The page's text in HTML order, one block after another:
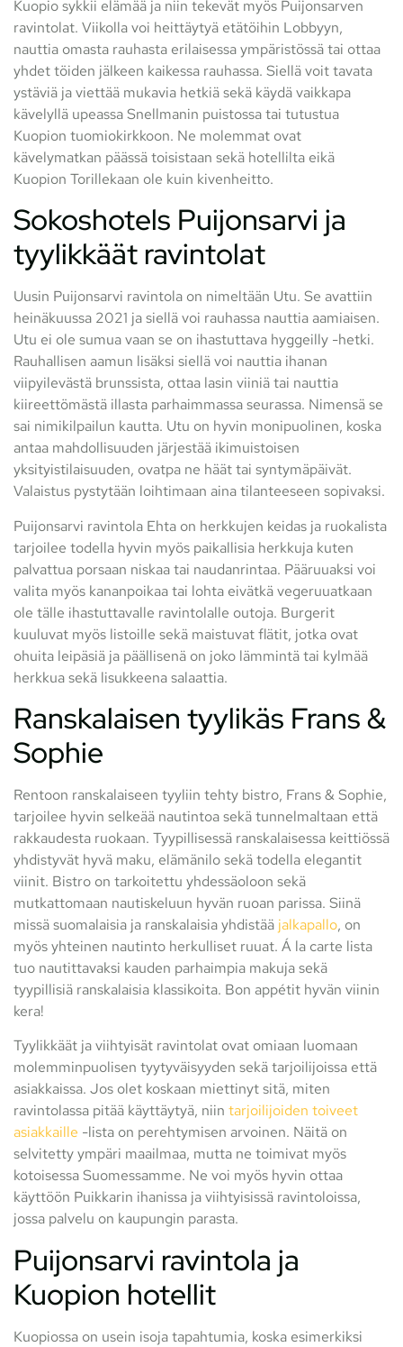
Kuopio sykkii elämää ja niin tekevät myös Puijonsarven
ravintolat. Viikolla voi heittäytyä etätöihin Lobbyyn,
nauttia omasta rauhasta erilaisessa ympäristössä tai ottaa
yhdet töiden jälkeen kaikessa rauhassa. Siellä voit tavata
ystäviä ja viettää mukavia hetkiä sekä käydä vaikkapa
kävelyllä upeassa Snellmanin puistossa tai tutustua
Kuopion tuomiokirkkoon. Ne molemmat ovat
kävelymatkan päässä toisistaan sekä hotellilta eikä
Kuopion Torillekaan ole kuin kivenheitto.
Sokoshotels Puijonsarvi ja
tyylikkäät ravintolat
Uusin Puijonsarvi ravintola on nimeltään Utu. Se avattiin
heinäkuussa 2021 ja siellä voi rauhassa nauttia aamiaisen.
Utu ei ole sumua vaan se on ihastuttava hyggeilly -hetki.
Rauhallisen aamun lisäksi siellä voi nauttia ihanan
viipyilevästä brunssista, ottaa lasin viiniä tai nauttia
kiireettömästä illasta parhaimmassa seurassa. Nimensä se
sai nimikilpailun kautta. Utu on hyvin monipuolinen, koska
antaa mahdollisuuden järjestää ikimuistoisen
yksityistilaisuuden, ovatpa ne häät tai syntymäpäivät.
Valaistus pystytään loihtimaan aina tilanteeseen sopivaksi.
Puijonsarvi ravintola Ehta on herkkujen keidas ja ruokalista
tarjoilee todella hyvin myös paikallisia herkkuja kuten
palvattua porsaan niskaa tai naudanrintaa. Pääruuaksi voi
valita myös kananpoikaa tai lohta eivätkä vegeruuatkaan
ole tälle ihastuttavalle ravintolalle outoja. Burgerit
kuuluvat myös listoille sekä maistuvat flätit, jotka ovat
ohuita leipäsiä ja päällisenä on joko lämmintä tai kylmää
herkkua sekä lisukkeena salaattia.
Ranskalaisen tyylikäs Frans &
Sophie
Rentoon ranskalaiseen tyyliin tehty bistro, Frans & Sophie,
tarjoilee hyvin selkeää nautintoa sekä tunnelmaltaan että
rakkaudesta ruokaan. Tyypillisessä ranskalaisessa keittiössä
yhdistyvät hyvä maku, elämänilo sekä todella elegantit
viinit. Bistro on tarkoitettu yhdessäoloon sekä
mutkattomaan nautiskeluun hyvän ruoan parissa. Siinä
missä suomalaisia ja ranskalaisia yhdistää jalkapallo, on
myös yhteinen nautinto herkulliset ruuat. Á la carte lista
tuo nautittavaksi kauden parhaimpia makuja sekä
tyypillisiä ranskalaisia klassikoita. Bon appétit hyvän viinin
kera!
Tyylikkäät ja viihtyisät ravintolat ovat omiaan luomaan
molemminpuolisen tyytyväisyyden sekä tarjoilijoissa että
asiakkaissa. Jos olet koskaan miettinyt sitä, miten
ravintolassa pitää käyttäytyä, niin tarjoilijoiden toiveet
asiakkaille -lista on perehtymisen arvoinen. Näitä on
selvitetty ympäri maailmaa, mutta ne toimivat myös
kotoisessa Suomessamme. Ne voi myös hyvin ottaa
käyttöön Puikkarin ihanissa ja viihtyisissä ravintoloissa,
jossa palvelu on kaupungin parasta.
Puijonsarvi ravintola ja
Kuopion hotellit
Kuopiossa on usein isoja tapahtumia, koska esimerkiksi